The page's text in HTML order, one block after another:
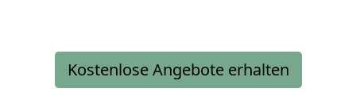
Kostenlose Angebote erhalten